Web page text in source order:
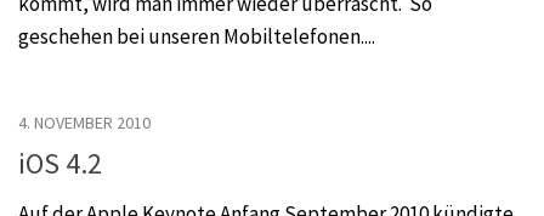
geschehen bei unseren Mobiltelefonen....
4. NOVEMBER 2010
iOS 4.2